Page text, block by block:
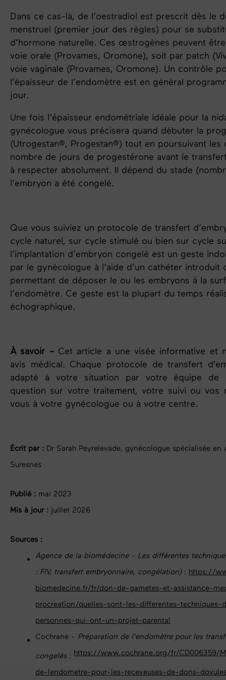
Dans ce cas-là, de l’oestradiol est prescrit dès le
menstruel
(premier jour des règles) pour se
d’hormone naturelle. Ces œstrogènes peuvent
voie orale (Provames, Oromone), soit par patch
voie vaginale (Provames, Oromone). Un contrôle
l’épaisseur de l’endomètre est en général
jour.
Une fois l’épaisseur endométriale idéale pour la
gynécologue vous précisera quand débuter la
(Utrogestan®, Progestan®) tout en poursuivant les
nombre de jours de progestérone avant le
à respecter absolument. Il dépend du stade
l’embryon a été congelé.
Que vous suiviez un protocole de transfert
cycle naturel, sur cycle stimulé ou bien sur cycle
l’implantation d’embryon congelé est un geste
par le gynécologue à l’aide d’un cathéter introduit
permettant de déposer le ou les embryons à la
l’endomètre. Ce geste est la plupart du temps
échographique.
À savoir - Cet article a une visée informative et
avis médical. Chaque protocole de transfert
adapté à votre situation par votre équipe de
question sur votre traitement, votre suivi ou vos
vous à votre gynécologue ou à votre centre.
Écrit par : Dr Sarah Peyrelevade, gynécologue spécialisée en
Suresnes
Publié : mai 2023
Mis à jour : juillet 2026
Sources :
Agence de la biomédecine - Les différentes
: FIV, transfert embryonnaire, congélation): https://
biomedecine.fr/fr/don-de-gametes-et-assistance-
procreation/quelles-sont-les-differentes-
personnes-qui-ont-un-projet-parental
Cochrane - Préparation de l'endomètre pour les
congelés: https://www.cochrane.org/fr/CD006359/
de-lendometre-pour-les-receveuses-de-dons-